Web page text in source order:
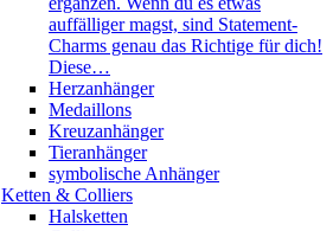
auffälliger magst, sind Statement-
Charms genau das Richtige für dich!
Diese…
Herzanhänger
Medaillons
Kreuzanhänger
Tieranhänger
symbolische Anhänger
Ketten & Colliers
Halsketten